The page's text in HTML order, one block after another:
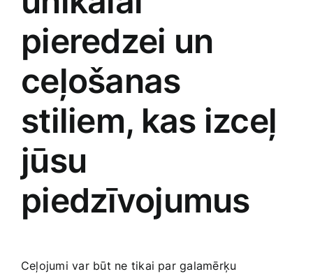
pieredzei‌ un
ceļošanas
stiliem,⁢ kas izceļ
jūsu
piedzīvojumus
Ceļojumi var būt ne tikai par galamērķu